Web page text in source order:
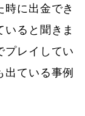
に出金でき
ると聞きま
プレイしてい
ている事例